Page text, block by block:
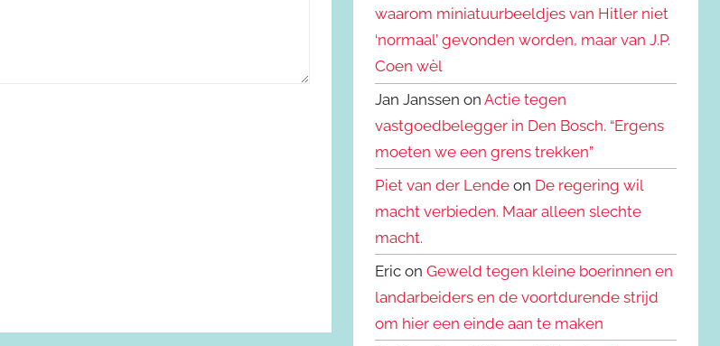
waarom miniatuurbeeldjes van Hitler niet
‘normaal’ gevonden worden, maar van J.P.
Coen wèl
Jan Janssen onActie tegen
vastgoedbelegger in Den Bosch. “Ergens
moeten we een grens trekken”
Piet van der Lende on De regering wil
macht verbieden. Maar alleen slechte
macht.
Eric onGeweld tegen kleine boerinnen en
landarbeiders en de voortdurende strijd
om hier een einde aan te maken